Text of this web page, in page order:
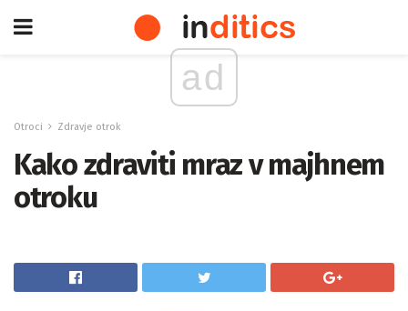
ad
Otroci Zdravje otrok
Kako zdraviti mraz v majhnem
otroku